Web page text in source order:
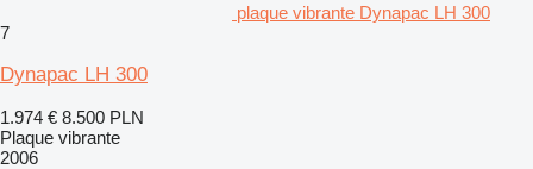
plaque vibrante Dynapac LH 300
7
Dynapac LH 300
1.974 € 8.500 PLN
Plaque vibrante
2006